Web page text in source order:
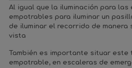
Al igual que la iluminación para las
empotrables para iluminar un
de iluminar el recorrido de manera
vista
También es importante situar este
empotrable, en escaleras de